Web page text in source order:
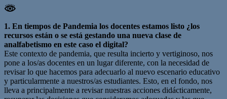
1. En tiempos de Pandemia los docentes estamos listo ¿los
recursos están o se está gestando una nueva clase de
analfabetismo en este caso el digital?
Este contexto de pandemia, que resulta incierto y vertiginoso, nos
pone a los/as docentes en un lugar diferente, con la necesidad de
revisar lo que hacemos para adecuarlo al nuevo escenario educativo
y particularmente a nuestros/as estudiantes. Esto, en el fondo, nos
lleva a principalmente a revisar nuestras acciones didácticamente,